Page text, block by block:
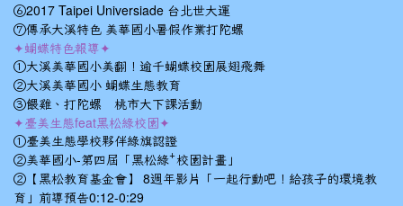
⑥2017 Taipei Universiade 台北世大運
⑦傳承大溪特色 美華國小暑假作業打陀螺
✦蝴蝶特色報導✦
①大溪美華國小美翻！逾千蝴蝶校園展翅飛舞
②大溪美華國小 蝴蝶生態教育
③餵雞、打陀螺 桃市大下課活動
✦臺美生態feat黑松綠校園✦
①臺美生態學校夥伴綠旗認證
②美華國小-第四屆「黑松綠⁺校園計畫」
②【黑松教育基金會】 8週年影片「一起行動吧！給孩子的環境教
育」前導預告0:12-0:29